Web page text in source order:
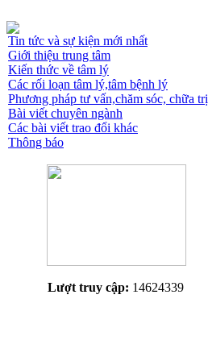
Tin tức và sự kiện mới nhất
Giới thiệu trung tâm
Kiến thức về tâm lý
Các rối loạn tâm lý,tâm bệnh lý
Phương pháp tư vấn,chăm sóc, chữa trị
Bài viết chuyên ngành
Các bài viết trao đổi khác
Thông báo
Lượt truy cập: 14624339